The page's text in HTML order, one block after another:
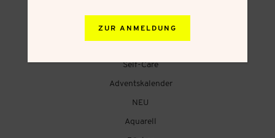
Valentinstag
Self-Care
Adventskalender
NEU
Aquarell
ZUR ANMELDUNG